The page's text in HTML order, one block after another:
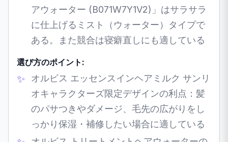
アウォーター (B071W7Y1V2)」はサラサラ
に仕上げるミスト（ウォーター）タイプで
ある。また競合は寝癖直しにも適している
選び方のポイント:
オルビス エッセンスインヘアミルク サンリ
オキャラクターズ限定デザインの利点：髪
のパサつきやダメージ、毛先の広がりをし
っかり保湿・補修したい場合に適している